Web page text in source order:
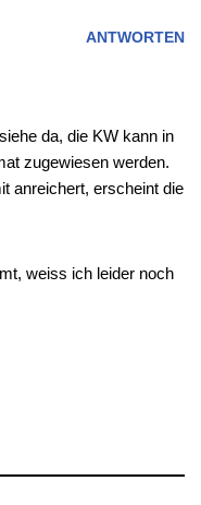
ANTWORTEN
da, die KW kann in
zugewiesen werden.
anreichert, erscheint die
weiss ich leider noch